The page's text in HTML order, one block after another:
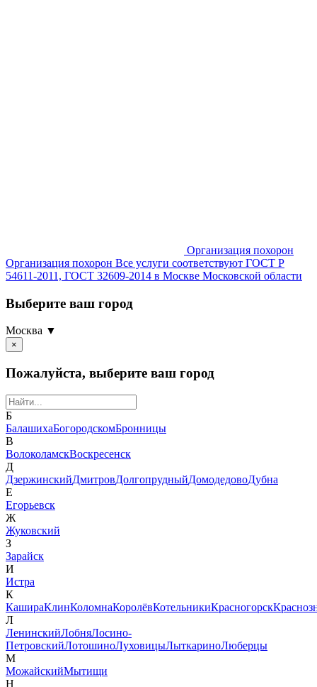
Организация похорон
Организация похорон Все услуги соответствуют ГОСТ Р
54611-2011, ГОСТ 32609-2014 в Москве Московской области
Выберите ваш город
Москва ▼
×
Пожалуйста, выберите ваш город
Б
БалашихаБогородскомБронницы
В
ВолоколамскВоскресенск
Д
ДзержинскийДмитровДолгопрудныйДомодедовоДубна
Е
Егорьевск
Ж
Жуковский
З
Зарайск
И
Истра
К
КашираКлинКоломнаКоролёвКотельникиКрасногорск
Л
ЛенинскийЛобняЛосино-
ПетровскийЛотошиноЛуховицыЛыткариноЛюберцы
М
МожайскийМытищи
Н